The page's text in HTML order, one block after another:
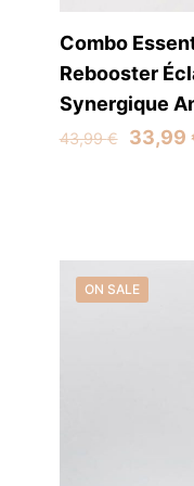
Combo
Rebooster
Synergique
43,99€ 33,99
ON SALE